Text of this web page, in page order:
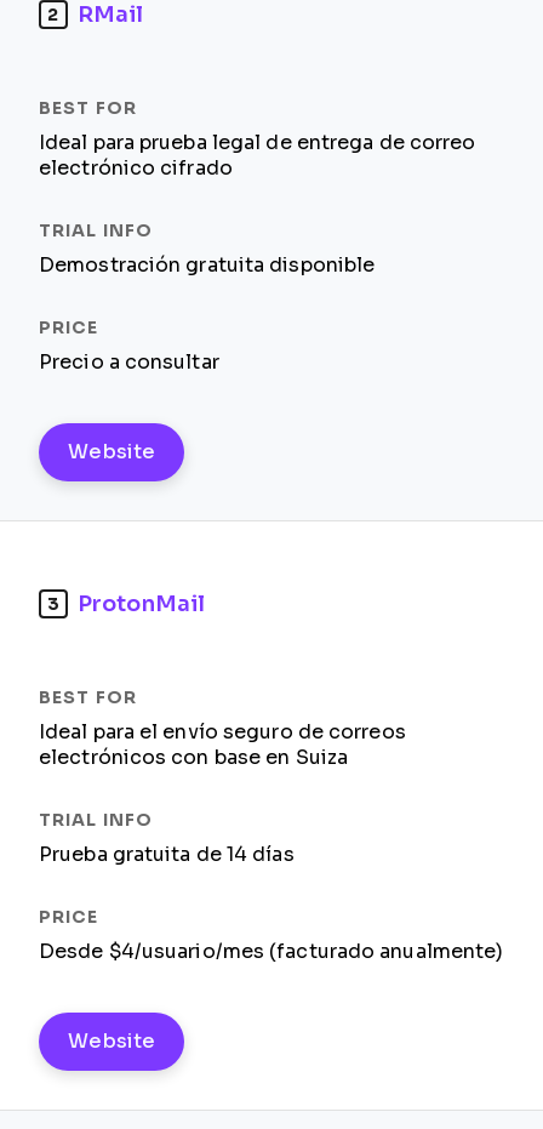
2 RMail
Ideal para prueba legal de entrega de correo
electrónico cifrado
Demostración gratuita disponible
Precio a consultar
Website
3 ProtonMail
Ideal para el envío seguro de correos
electrónicos con base en Suiza
Prueba gratuita de 14 días
Desde $4/usuario/mes (facturado anualmente)
Website